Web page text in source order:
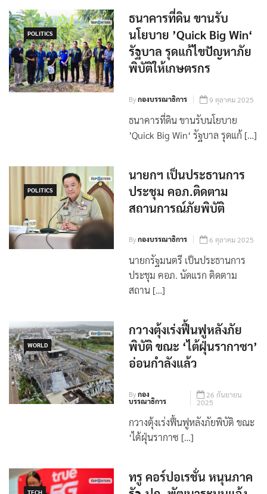
POLITICS
ธนาคารที่ดิน ขานรับ
นโยบาย ’Quick Big Win‘
รัฐบาล รุดแก้ไขปัญหาภัย
พิบัติให้เกษตรกร
Byกองบรรณาธิการ 9 ตุลาคม 2025
ธนาคารที่ดิน ขานรับนโยบาย
POLITICS
นายกฯ เป็นประธานการ
ประชุม คอภ.ติดตาม
สถานการณ์ภัยพิบัติ
By กองบรรณาธิการ 6 ตุลาคม 2025
นายกรัฐมนตรี เป็นประธานการ
WORLD
กวางตุ้งเร่งฟื้นฟูหลังภัย
พิบัติ ขณะ ‘ไต้ฝุ่นรากาซา’
อ่อนกำลังแล้ว
Byกอง
บรรณาธิการ
26 กันยายน
2025
กวางตุ้งเร่งฟื้นฟูหลังภัยพิบัติ ขณะ